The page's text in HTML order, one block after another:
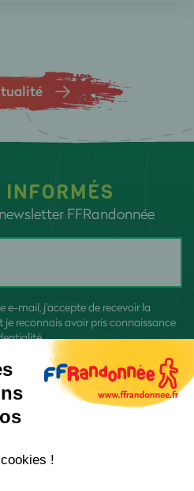
FFRandonnée
e-mail, j'accepte de recevoir la
je reconnais avoir pris connaissance
!